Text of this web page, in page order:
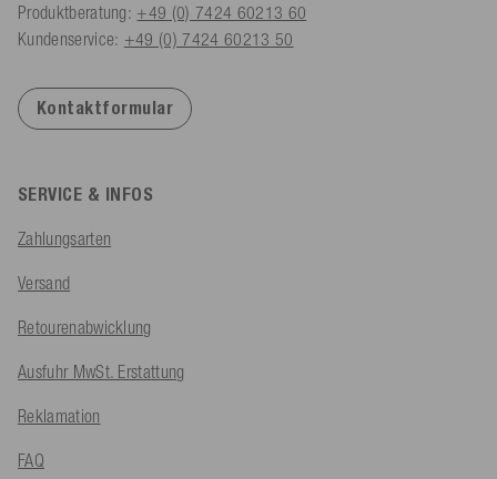
Produktberatung: +49 (0) 7424 60213 60
Kundenservice: +49 (0) 7424 60213 50
Kontaktformular
SERVICE & INFOS
Zahlungsarten
Versand
Retourenabwicklung
Ausfuhr MwSt. Erstattung
Reklamation
FAQ